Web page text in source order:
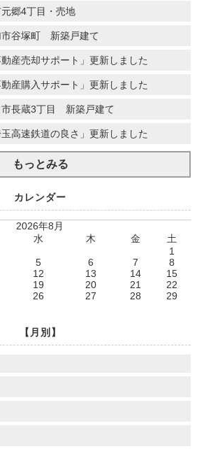
元郷4丁目・売地
市谷塚町 新築戸建て
産売却サポート」更新しました
産購入サポート」更新しました
市長蔵3丁目 新築戸建て
高速鉄道の良さ」更新しました
もっとみる
カレンダー
2026年8月
水 木 金
土
1
5 6 7
8
12 13 14
15
19 20 21
22
26 27 28
29
【月別】